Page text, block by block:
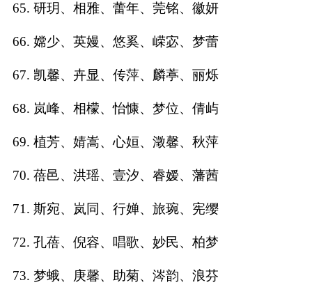
65. 研玥、相雅、蕾年、莞铭、徽妍
66. 嫦少、英嫚、悠奚、嵘宓、梦蕾
67. 凯馨、卉显、传萍、麟葶、丽烁
68. 岚峰、相檬、怡慷、梦位、倩屿
69. 植芳、婧嵩、心姮、澂馨、秋萍
70. 蓓邑、洪瑶、壹汐、睿嫒、藩茜
71. 斯宛、岚同、行婵、旅琬、宪缨
72. 孔蓓、倪容、唱歌、妙民、柏梦
73. 梦蛾、庚馨、助菊、涔韵、浪芬